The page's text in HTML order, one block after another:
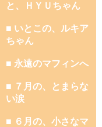
と、ＨＹＵちゃん
■ いとこの、ルキア
ちゃん
■ 永遠のマフィンへ
■ ７月の、とまらな
い涙
■ ６月の、小さなマ